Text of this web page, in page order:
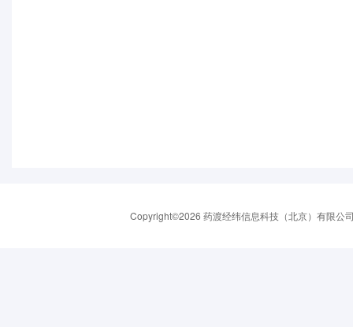
Copyright©2026 药渡经纬信息科技（北京）有限公